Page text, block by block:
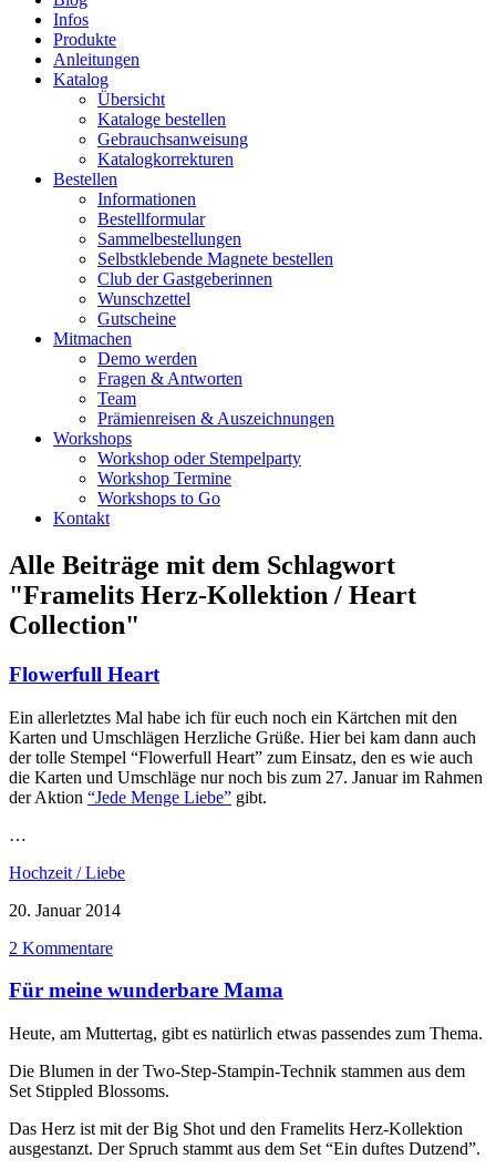
Infos
Produkte
Anleitungen
Katalog
Übersicht
Kataloge bestellen
Gebrauchsanweisung
Katalogkorrekturen
Bestellen
Informationen
Bestellformular
Sammelbestellungen
Selbstklebende Magnete bestellen
Club der Gastgeberinnen
Wunschzettel
Gutscheine
Mitmachen
Demo werden
Fragen & Antworten
Team
Prämienreisen & Auszeichnungen
Workshops
Workshop oder Stempelparty
Workshop Termine
Workshops to Go
Kontakt
Alle Beiträge mit dem Schlagwort
"Framelits Herz-Kollektion / Heart
Collection"
Flowerfull Heart
Ein allerletztes Mal habe ich für euch noch ein Kärtchen mit den
Karten und Umschlägen Herzliche Grüße. Hier bei kam dann auch
der tolle Stempel “Flowerfull Heart” zum Einsatz, den es wie auch
die Karten und Umschläge nur noch bis zum 27. Januar im Rahmen
der Aktion “Jede Menge Liebe” gibt.
…
Hochzeit / Liebe
20. Januar 2014
2 Kommentare
Für meine wunderbare Mama
Heute, am Muttertag, gibt es natürlich etwas passendes zum Thema.
Die Blumen in der Two-Step-Stampin-Technik stammen aus dem
Set Stippled Blossoms.
Das Herz ist mit der Big Shot und den Framelits Herz-Kollektion
ausgestanzt. Der Spruch stammt aus dem Set “Ein duftes Dutzend”.